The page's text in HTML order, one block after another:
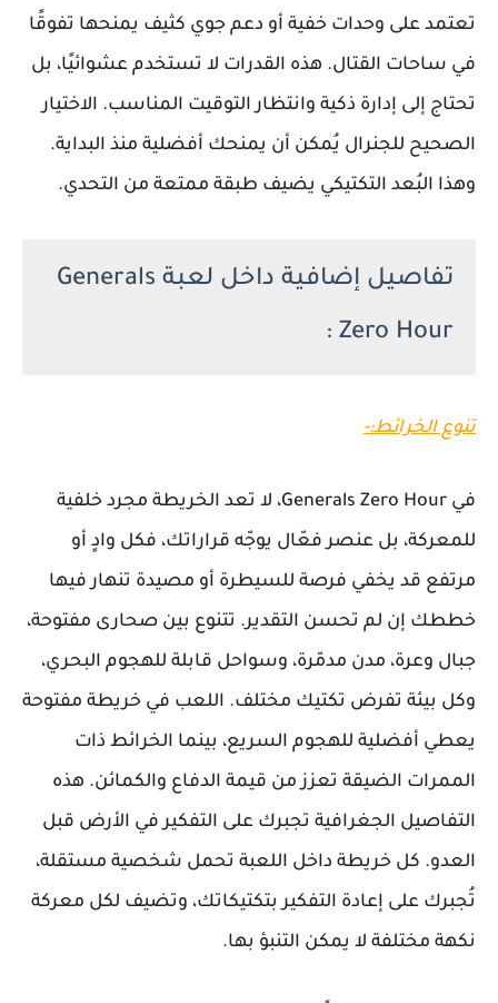
تعتمد على وحدات خفية أو دعم جوي كثيف يمنحها تفوقًا
في ساحات القتال. هذه القدرات لا تستخدم عشوائيًا، بل
تحتاج إلى إدارة ذكية وانتظار التوقيت المناسب. الاختيار
الصحيح للجنرال يُمكن أن يمنحك أفضلية منذ البداية.
وهذا البُعد التكتيكي يضيف طبقة ممتعة من التحدي.
تفاصيل إضافية داخل لعبة Generals
Zero Hour :
تنوع الخرائط:-
في Generals Zero Hour، لا تعد الخريطة مجرد خلفية
للمعركة، بل عنصر فعّال يوجّه قراراتك، فكل وادٍ أو
مرتفع قد يخفي فرصة للسيطرة أو مصيدة تنهار فيها
خططك إن لم تحسن التقدير. تتنوع بين صحارى مفتوحة،
جبال وعرة، مدن مدمّرة، وسواحل قابلة للهجوم البحري،
وكل بيئة تفرض تكتيك مختلف. اللعب في خريطة مفتوحة
يعطي أفضلية للهجوم السريع، بينما الخرائط ذات
الممرات الضيقة تعزز من قيمة الدفاع والكمائن. هذه
التفاصيل الجغرافية تجبرك على التفكير في الأرض قبل
العدو. كل خريطة داخل اللعبة تحمل شخصية مستقلة،
تُجبرك على إعادة التفكير بتكتيكاتك، وتضيف لكل معركة
نكهة مختلفة لا يمكن التنبؤ بها.